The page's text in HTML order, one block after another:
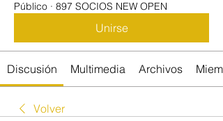
Público · 897 SOCIOS NEW OPEN
Unirse
Discusión Multimedia Archivos
Volver